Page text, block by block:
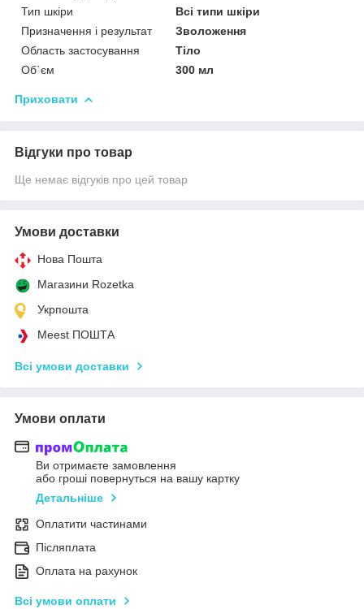
Тип шкіри
Всі типи шкіри
Призначення і результат
Зволоження
Область застосування
Тіло
Об`єм
300 мл
Приховати
Відгуки про товар
Ще немає відгуків про цей товар
Умови доставки
Нова Пошта
Магазини Rozetka
Укрпошта
Meest ПОШТА
Всі умови доставки
Умови оплати
Ви отримаєте замовлення
або гроші повернуться на вашу картку
Детальніше
Оплатити частинами
Післяплата
Оплата на рахунок
Всі умови оплати